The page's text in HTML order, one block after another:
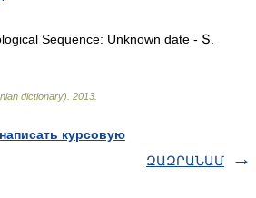
Sequence: Unknown date - Տ.
dictionary) 2013
курсовую
ԶԱԶՐԱՆԱՄ